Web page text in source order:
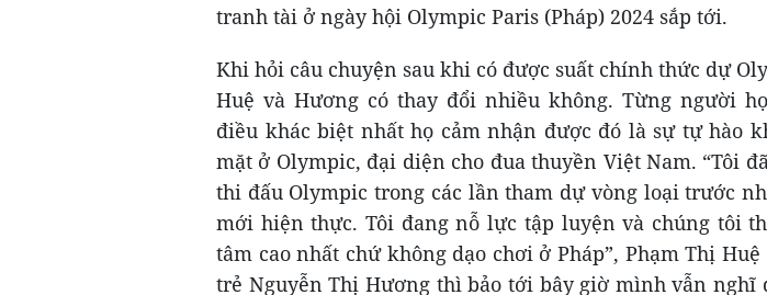
tranh tài ở ngày hội Olympic Paris (Pháp) 2024 sắp tới.
Khi hỏi câu chuyện sau khi có được suất chính thức dự
Huệ và Hương có thay đổi nhiều không. Từng người
điều khác biệt nhất họ cảm nhận được đó là sự tự hào
mặt ở Olympic, đại diện cho đua thuyền Việt Nam. “Tôi
thi đấu Olympic trong các lần tham dự vòng loại trước
mới hiện thực. Tôi đang nỗ lực tập luyện và chúng tôi
tâm cao nhất chứ không dạo chơi ở Pháp”, Phạm Thị
trẻ Nguyễn Thị Hương thì bảo tới bây giờ mình vẫn nghĩ